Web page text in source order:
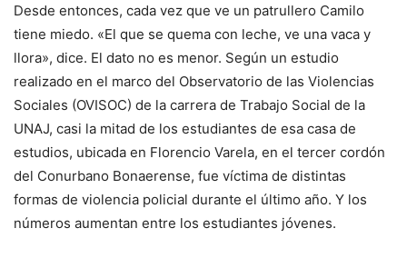
Desde entonces, cada vez que ve un patrullero Camilo
tiene miedo. «El que se quema con leche, ve una vaca y
llora», dice. El dato no es menor. Según un estudio
realizado en el marco del Observatorio de las Violencias
Sociales (OVISOC) de la carrera de Trabajo Social de la
UNAJ, casi la mitad de los estudiantes de esa casa de
estudios, ubicada en Florencio Varela, en el tercer cordón
del Conurbano Bonaerense, fue víctima de distintas
formas de violencia policial durante el último año. Y los
números aumentan entre los estudiantes jóvenes.